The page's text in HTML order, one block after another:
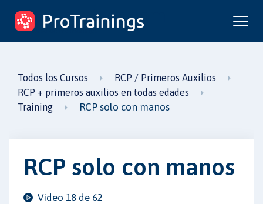
ProTrainings.com
un curso de ProTrainings
Todos los Cursos
RCP / Primeros Auxilios
RCP + primeros auxilios en todas edades
Training
RCP solo con manos
RCP solo con manos
Video 18 de 62